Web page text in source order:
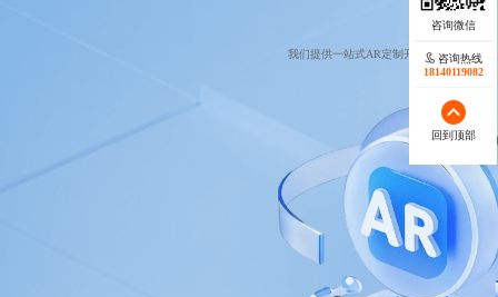
我们提供一站式AR定制开发服务，包括“
咨询热线
18140119082
回到顶部